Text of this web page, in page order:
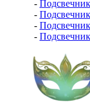
-
-
-
-